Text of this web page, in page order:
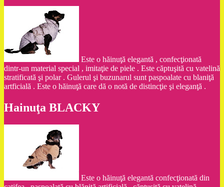
Este o hăinuţă elegantă , confecţionată
dintr-un material special , imitaţie de piele . Este căptuşită cu vatelină
stratificată şi polar . Gulerul şi buzunarul sunt paspoalate cu blaniţă
artficială . Este o hăinuţă care dă o notă de distincţie şi eleganţă .
Hainuţa BLACKY
Este o hăinuţă elegantă confecţionată din